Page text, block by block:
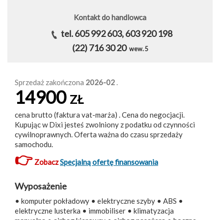
Kontakt do handlowca
tel. 605 992 603, 603 920 198
(22) 716 30 20 wew. 5
Sprzedaż zakończona 2026-02 .
14900 ZŁ
cena brutto (faktura vat-marża) . Cena do negocjacji.
Kupując w Dixi jesteś zwolniony z podatku od czynności
cywilnoprawnych. Oferta ważna do czasu sprzedaży
samochodu.
👉ZobaczSpecjalną ofertę finansowania
Wyposażenie
• komputer pokładowy • elektryczne szyby • ABS •
elektryczne lusterka • immobiliser • klimatyzacja